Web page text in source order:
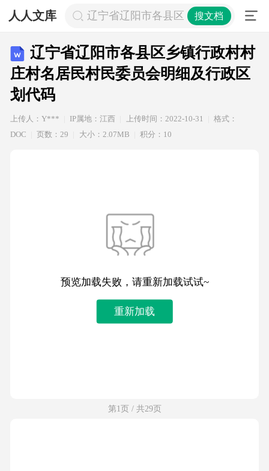
人人文库 辽宁省辽阳市各县区乡镇行政村村庄
搜文档
辽宁省辽阳市各县区乡镇行政村村
庄村名居民村民委员会明细及行政区
划代码
上传人：Y*** IP属地：江西 上传时间：2022-10-31
格式：
DOC
页数：29 大小：2.07MB 积分：10
预览加载失败，请重新加载试试~
重新加载
第1页 / 共29页